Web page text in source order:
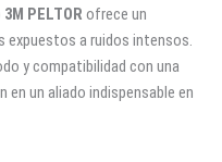
PELTOR ofrece un
expuestos a ruidos intensos.
y compatibilidad con una
en un aliado indispensable en